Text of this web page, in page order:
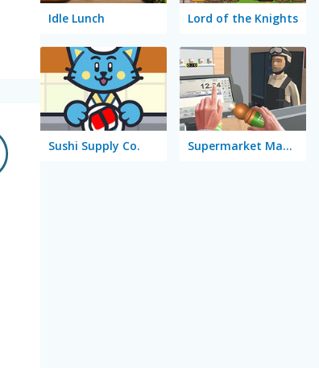
Idle Lunch Lord of the Knights
Sushi Supply Co. Supermarket Manager Simulator